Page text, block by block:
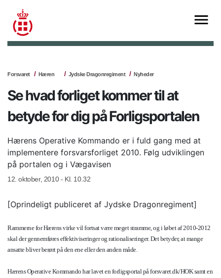
Forsvaret Hæren Jydske Dragonregiment Nyheder
Se hvad forliget kommer til at
betyde for dig på Forligsportalen
Hærens Operative Kommando er i fuld gang med at
implementere forsvarsforliget 2010. Følg udviklingen
på portalen og i Vægavisen
12. oktober, 2010 - Kl. 10.32
[Oprindeligt publiceret af Jydske Dragonregiment]
Rammerne for Hærens virke vil fortsat være meget stramme, og i løbet af 2010-2012
skal der gennemføres effektiviseringer og rationaliseringer. Det betyder, at mange
ansatte bliver berørt på den ene eller den anden måde.
Hærens Operative Kommando har lavet en forligsportal på forsvaret.dk/HOK samt en